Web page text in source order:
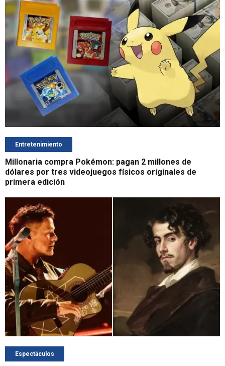
Entretenimiento
Millonaria compra Pokémon: pagan 2 millones de
dólares por tres videojuegos físicos originales de
primera edición
Espectáculos